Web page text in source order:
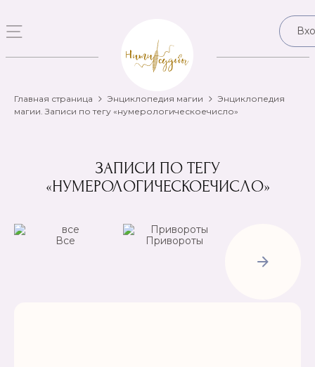
Главная страница Энциклопедия магии
Энциклопедия
магии. Записи по тегу «нумерологическоечисло»
ЗАПИСИ ПО ТЕГУ
«НУМЕРОЛОГИЧЕСКОЕЧИСЛО»
Все
Привороты
Рассорки